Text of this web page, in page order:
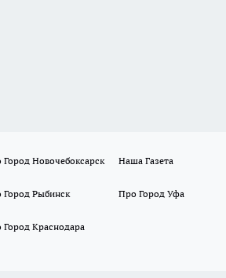
Город Новочебоксарск Наша Газета
Город Рыбинск Про Город Уфа
Город Краснодара